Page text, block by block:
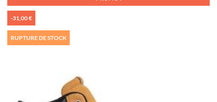
-31,00 €
RUPTURE DE STOCK